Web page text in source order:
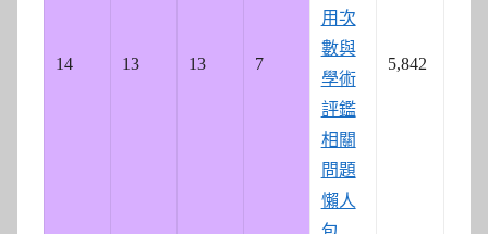
14 13 13 7
用次
數與
學術
評鑑
相關
問題
懶人
5,842